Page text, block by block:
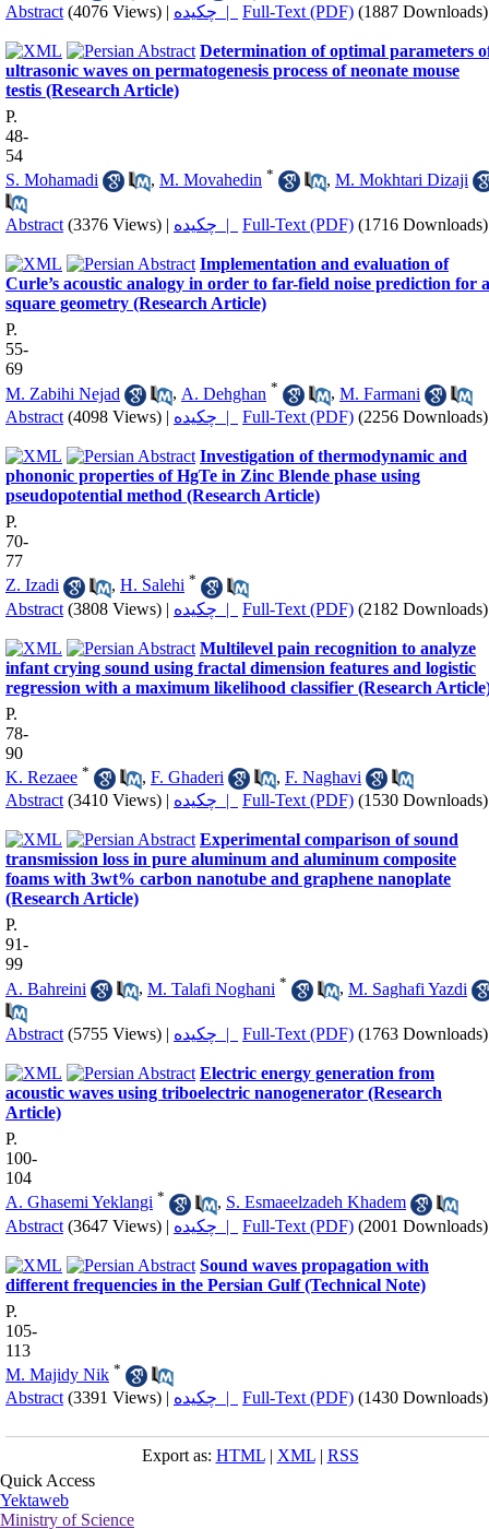
Abstract (4076 Views) | چکیده | Full-Text (PDF) (1887 Downloads)
Determination of optimal parameters
ultrasonic waves on permatogenesis process of neonate mouse
testis (Research Article)
P.
48-
54
S. Mohamadi
, M. Movahedin * , M. Mokhtari Dizaji
Abstract (3376 Views) | چکیده | Full-Text (PDF) (1716 Downloads)
Implementation and evaluation of
Curle’s acoustic analogy in order to far-field noise prediction for a
square geometry (Research Article)
P.
55-
69
M. Zabihi Nejad
, A. Dehghan * , M. Farmani
Abstract (4098 Views) | چکیده | Full-Text (PDF) (2256 Downloads)
Investigation of thermodynamic and
phononic properties of HgTe in Zinc Blende phase using
pseudopotential method (Research Article)
P.
70-
77
Z. Izadi
, H. Salehi *
Abstract (3808 Views) | چکیده | Full-Text (PDF) (2182 Downloads)
Multilevel pain recognition to analyze
infant crying sound using fractal dimension features and logistic
regression with a maximum likelihood classifier (Research
P.
78-
90
K. Rezaee * , F. Ghaderi , F. Naghavi
Abstract (3410 Views) | چکیده | Full-Text (PDF) (1530 Downloads)
Experimental comparison of sound
transmission loss in pure aluminum and aluminum composite
foams with 3wt% carbon nanotube and graphene nanoplate
(Research Article)
P.
91-
99
A. Bahreini
, M. Talafi Noghani * , M. Saghafi Yazdi
Abstract (5755 Views) | چکیده | Full-Text (PDF) (1763 Downloads)
Electric energy generation from
acoustic waves using triboelectric nanogenerator (Research
Article)
P.
100-
104
A. Ghasemi Yeklangi * , S. Esmaeelzadeh Khadem
Abstract (3647 Views) | چکیده | Full-Text (PDF) (2001 Downloads)
Sound waves propagation with
different frequencies in the Persian Gulf (Technical Note)
P.
105-
113
M. Majidy Nik *
Abstract (3391 Views) | چکیده | Full-Text (PDF) (1430 Downloads)
Export as: HTML| XML| RSS
Quick Access
Yektaweb
Ministry of Science